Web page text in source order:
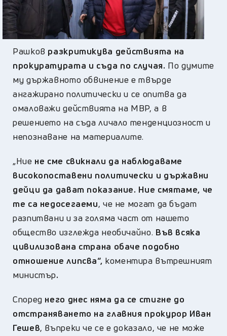
Рашков разкритикува действията на
прокуратурата и съда по случая. По думите
му държавното обвинение е твърде
ангажирано политически и се опитва да
омаловажи действията на МВР, а в
решението на съда личало тенденциозност и
непознаване на материалите.
„Ние не сме свикнали да наблюдаваме
високопоставени политически и държавни
дейци да дават показание. Ние смятаме, че
те са недосегаеми, че не могат да бъдат
разпитвани и за голяма част от нашето
общество изглежда необичайно. Във всяка
цивилизована страна обаче подобно
отношение липсва“, коментира вътрешният
министър.
Според него днес няма да се стигне до
отстраняването на главния прокурор Иван
Гешев, въпреки че се е доказало, че не може